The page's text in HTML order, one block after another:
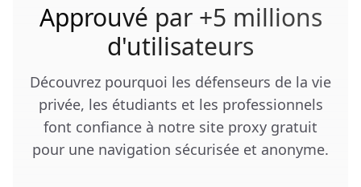
Approuvé par +5 millions
d'utilisateurs
Découvrez pourquoi les défenseurs de la vie
privée, les étudiants et les professionnels
font confiance à notre site proxy gratuit
pour une navigation sécurisée et anonyme.